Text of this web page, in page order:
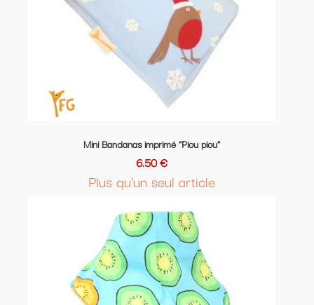
Mini Bandanas imprimé "Piou piou"
6.50 €
Plus qu'un seul article